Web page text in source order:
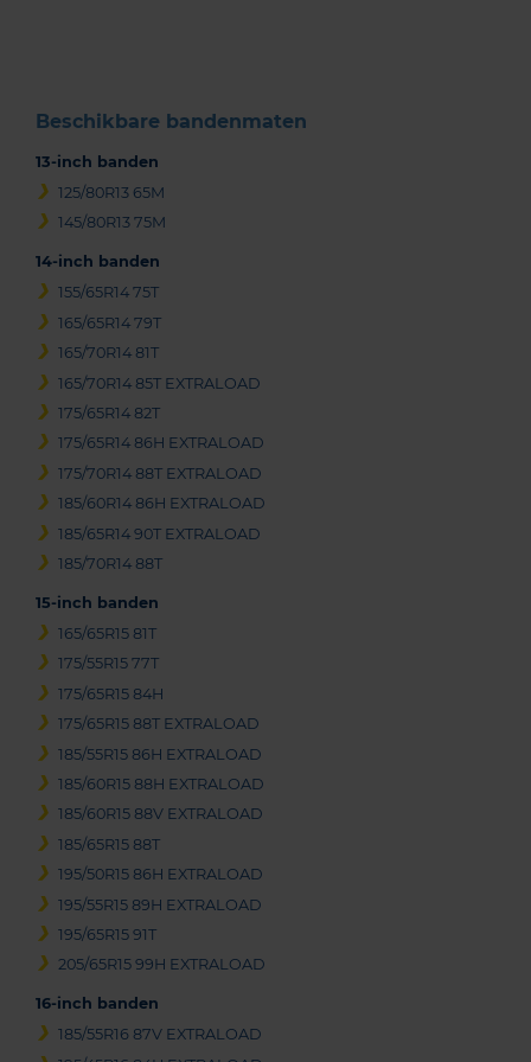
Beschikbare bandenmaten
13-inch banden
125/80R13 65M
145/80R13 75M
14-inch banden
155/65R14 75T
165/65R14 79T
165/70R14 81T
165/70R14 85T EXTRALOAD
175/65R14 82T
175/65R14 86H EXTRALOAD
175/70R14 88T EXTRALOAD
185/60R14 86H EXTRALOAD
185/65R14 90T EXTRALOAD
185/70R14 88T
15-inch banden
165/65R15 81T
175/55R15 77T
175/65R15 84H
175/65R15 88T EXTRALOAD
185/55R15 86H EXTRALOAD
185/60R15 88H EXTRALOAD
185/60R15 88V EXTRALOAD
185/65R15 88T
195/50R15 86H EXTRALOAD
195/55R15 89H EXTRALOAD
195/65R15 91T
205/65R15 99H EXTRALOAD
16-inch banden
185/55R16 87V EXTRALOAD